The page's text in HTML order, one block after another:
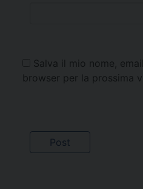
Salva il mio nome,
browser per la prossima